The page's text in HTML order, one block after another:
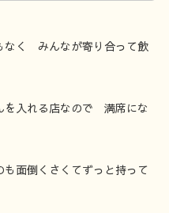
なく みんなが寄り合って飲
を入れる店なので 満席にな
面倒くさくてずっと持って